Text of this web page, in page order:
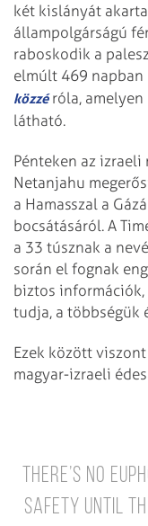
két kislányát
állampolgárságú
raboskodik a
elmúlt 469 napban
közzéróla, amelyen
látható.
Pénteken az
Netanjahu
a Hamasszal a
bocsátásáról. A
a 33 túsznak a
során el fognak
biztos információk,
tudja, a többségük
Ezek között
magyar-izraeli
There’s no
safety until